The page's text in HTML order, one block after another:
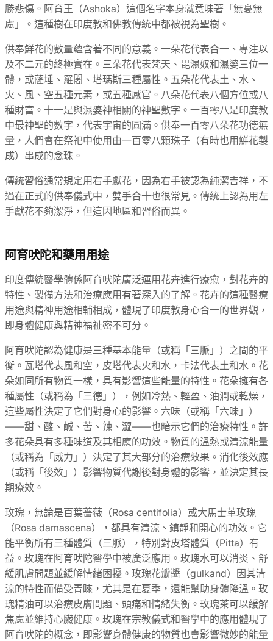
勝悲傷。阿育王（Ashoka）這個名字本身就意味著「無憂無
慮」。這種樹在印度教和佛教傳統中都被視為聖樹。
供奉鮮花的數量蘊含著不同的意義。一朵花代表合一、專注以
及不二元的終極實在。三朵花代表梵天、毘濕奴和濕婆三位一
體，或薩埵、羅闍、塔瑪斯三種屬性。五朵花代表土、水、
火、風、空五種元素，或五種感官。八朵花代表八個方位或八
種財富。十一是與濕婆神相關的神聖數字。一百零八是印度教
中最神聖的數字，代表宇宙的圓滿。供奉一百零八朵花功德無
量，人們會在祭祀中使用由一百零八顆珠子（有時也用鮮花製
成）串成的念珠。
傳統習俗通常規定用右手獻花，因為右手被認為純潔吉祥，不
過在正式的供奉儀式中，雙手合十也很常見。傳統上認為用左
手獻花不夠潔淨，但這因地區和習俗而異。
阿育吠陀和藥用用途
印度傳統醫學體係阿育吠陀廣泛運用花卉進行療愈，對花卉的
特性、製備方法和治療應用有著深入的了解。花卉的這種醫療
用途與精神用途相輔相成，體現了印度教身心合一的世界觀，
即身體健康與精神福祉密不可分。
阿育吠陀認為健康是三種基本能量（或稱「三脈」）之間的平
衡。瓦塔代表風和空，皮塔代表火和水，卡法代表土和水。花
朵如同所有物質一樣，具有影響這些能量的特性。花朵擁有各
種屬性（或稱為「三德」），例如冷熱、輕盈、油潤或乾燥，
這些屬性決定了它們對身心的影響。六味（或稱「六味」）
——甜、酸、鹹、苦、辣、澀——也暗示它們的治療特性。許
多花朵具有多種味道及其相應的功效。物質的溫熱或清涼能量
（或稱為「威力」）決定了其大部分的治療效果。消化後效應
（或稱「後效」）影響物質代謝後對身體的影響，並決定其長
期療效。
玫瑰，無論是百葉薔薇（Rosa centifolia）或大馬士革玫瑰
（Rosa damascena），都具有清涼、鎮靜和開心的功效。它
能平衡所有三種體質（三脈），特別對皮塔體質（Pitta）有
益。玫瑰在阿育吠陀醫學中被廣泛應用。玫瑰水可以消炎、舒
緩肌膚問題並緩解情緒困擾。玫瑰花瓣醬（gulkand）因其清
涼的特性而備受青睞，尤其是在夏季，還能幫助身體降溫。玫
瑰精油可以治療皮膚問題、頭痛和情緒失衡。玫瑰茶可以緩解
焦慮並維持心臟健康。玫瑰在宗教儀式和醫學中的應用體現了
阿育吠陀的概念，即影響身體健康的物質也會影響微妙的能量